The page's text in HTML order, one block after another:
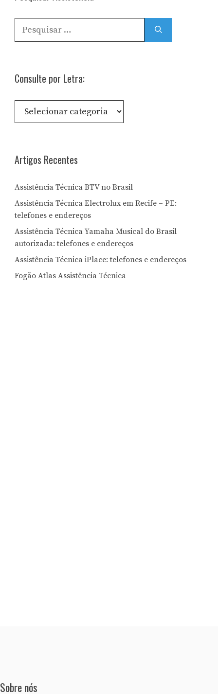
Pesquisar
por:
Consulte por Letra:
Consulte
Artigos Recentes
Assistência Técnica BTV no Brasil
Assistência Técnica Electrolux em Recife – PE:
telefones e endereços
Assistência Técnica Yamaha Musical do Brasil
autorizada: telefones e endereços
Assistência Técnica iPlace: telefones e endereços
Fogão Atlas Assistência Técnica
Sobre nós